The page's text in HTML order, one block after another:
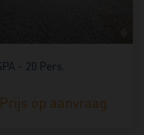
- 20 Pers.
Prijs op aanvraag